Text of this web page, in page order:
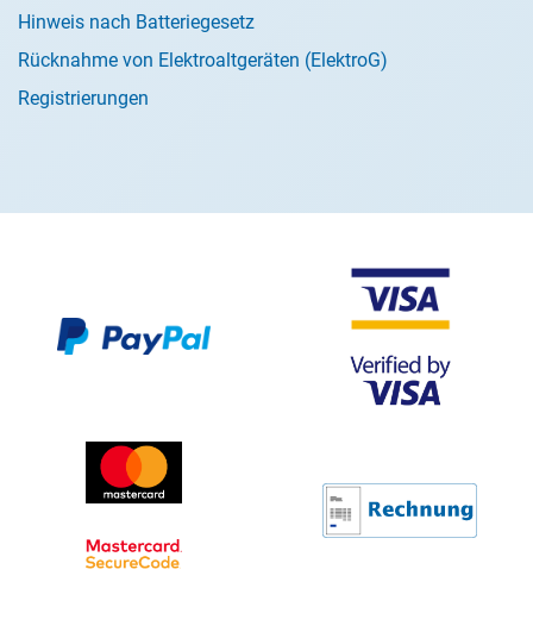
Hinweis nach Batteriegesetz
Rücknahme von Elektroaltgeräten (ElektroG)
Registrierungen